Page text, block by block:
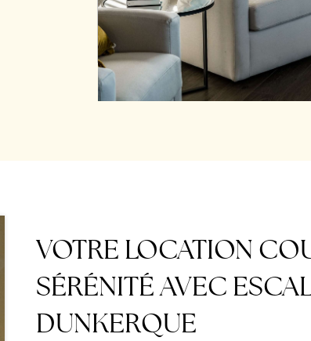
VOTRE LOCATION
SÉRÉNITÉ AVEC
DUNKERQUE